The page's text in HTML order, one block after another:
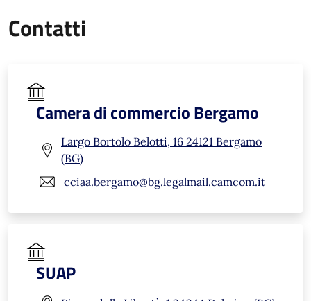
Contatti
Camera di commercio Bergamo
Largo Bortolo Belotti, 16 24121 Bergamo
(BG)
cciaa.bergamo@bg.legalmail.camcom.it
SUAP